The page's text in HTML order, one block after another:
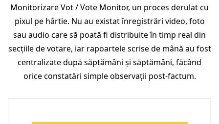
Monitorizare Vot / Vote Monitor, un proces derulat cu
pixul pe hârtie. Nu au existat înregistrări video, foto
sau audio care să poată fi distribuite în timp real din
secțiile de votare, iar rapoartele scrise de mână au fost
centralizate după săptămâni și săptămâni, făcând
orice constatări simple observații post-factum.